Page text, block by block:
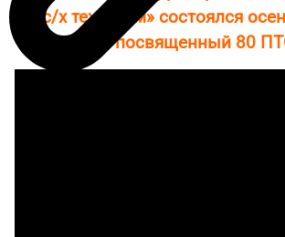
с/х техникум» состоялся
посвященный 80